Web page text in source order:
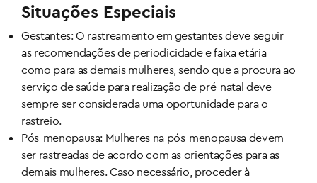
Situações Especiais
Gestantes: O rastreamento em gestantes deve seguir
as recomendações de periodicidade e faixa etária
como para as demais mulheres, sendo que a procura ao
serviço de saúde para realização de pré-natal deve
sempre ser considerada uma oportunidade para o
rastreio.
Pós-menopausa: Mulheres na pós-menopausa devem
ser rastreadas de acordo com as orientações para as
demais mulheres. Caso necessário, proceder à